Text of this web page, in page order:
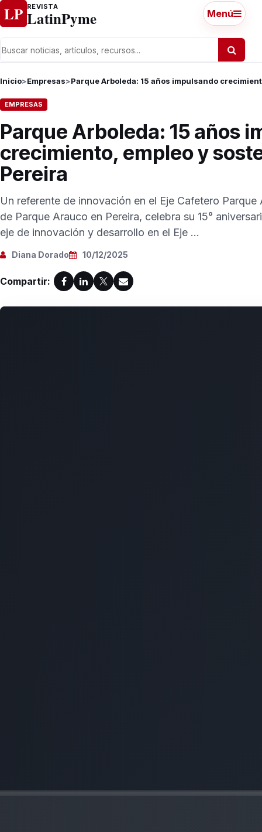
Ir al contenido
LP REVISTA
LatinPyme Menú
Inicio>Empresas>Parque Arboleda: 15 años impulsando
EMPRESAS
Parque Arboleda: 15 años
crecimiento, empleo y
Pereira
Un referente de innovación en el Eje Cafetero
de Parque Arauco en Pereira, celebra su 15°
eje de innovación y desarrollo en el Eje ...
Diana Dorado 10/12/2025
Compartir: